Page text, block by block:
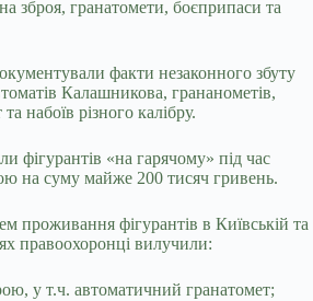
зброя, гранатомети, боєприпаси та
факти незаконного збуту
Калашникова, грананометів,
набоїв різного калібру.
фігурантів «на гарячому» під час
на суму майже 200 тисяч гривень.
проживання фігурантів в Київській та
правоохоронці вилучили:
у т.ч. автоматичний гранатомет;